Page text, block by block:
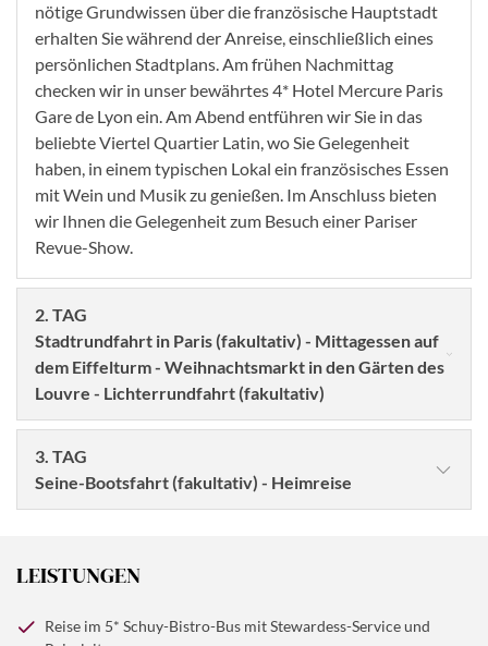
nötige Grundwissen über die französische Hauptstadt
erhalten Sie während der Anreise, einschließlich eines
persönlichen Stadtplans. Am frühen Nachmittag
checken wir in unser bewährtes 4* Hotel Mercure Paris
Gare de Lyon ein. Am Abend entführen wir Sie in das
beliebte Viertel Quartier Latin, wo Sie Gelegenheit
haben, in einem typischen Lokal ein französisches Essen
mit Wein und Musik zu genießen. Im Anschluss bieten
wir Ihnen die Gelegenheit zum Besuch einer Pariser
Revue-Show.
2. TAG
Stadtrundfahrt in Paris (fakultativ) - Mittagessen auf
dem Eiffelturm - Weihnachtsmarkt in den Gärten des
Louvre - Lichterrundfahrt (fakultativ)
3. TAG
Seine-Bootsfahrt (fakultativ) - Heimreise
LEISTUNGEN
Reise im 5* Schuy-Bistro-Bus mit Stewardess-Service und